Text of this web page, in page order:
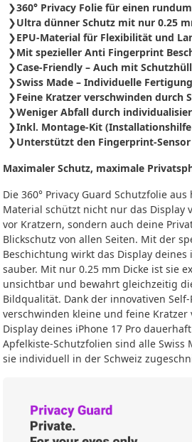
360° Privacy Folie für einen
Ultra dünner Schutz mit nur 0.25
EPU-Material für Flexibilität und
Mit spezieller Anti Fingerprint
Case-Friendly – Auch mit
Swiss Made – Individuelle
Feine Kratzer verschwinden durch
Weniger Abfall durch
Inkl. Montage-Kit
Unterstützt den Fingerprint-Sensor
Maximaler Schutz, maximale
Die 360° Privacy Guard Schutzfolie aus
Material schützt nicht nur das Display
vor Kratzern, sondern auch deine
Blickschutz von allen Seiten. Mit der
Beschichtung wirkt das Display deines
sauber. Mit nur 0.25 mm Dicke ist sie
unsichtbar und bewahrt gleichzeitig
Bildqualität. Dank der innovativen
verschwinden kleine und feine Kratzer
Display deines iPhone 17 Pro
Apfelkiste-Schutzfolien sind alle Swiss
sie individuell in der Schweiz